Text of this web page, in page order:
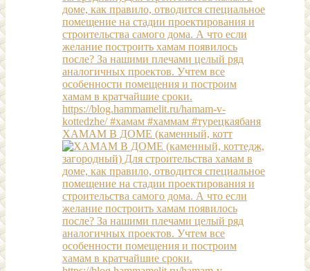
ХАМАМ В ДОМЕ (каменный, котт